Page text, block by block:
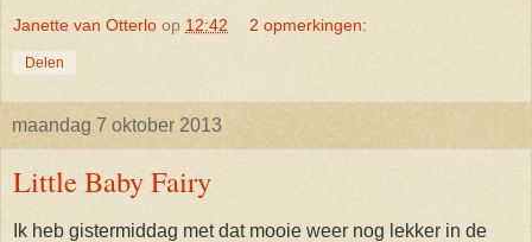
Janette van Otterlo op 12:42 2 opmerkingen:
Delen
maandag 7 oktober 2013
Little Baby Fairy
Ik heb gistermiddag met dat mooie weer nog lekker in de